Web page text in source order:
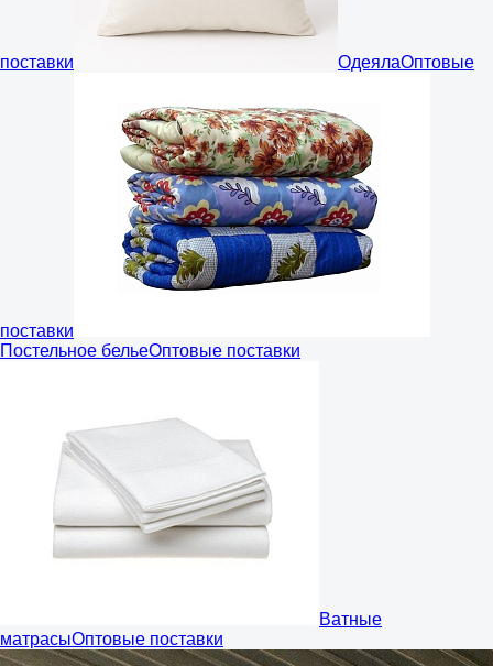
поставки ОдеялаОптовые
поставки
Постельное бельеОптовые поставки
Ватные
матрасыОптовые поставки